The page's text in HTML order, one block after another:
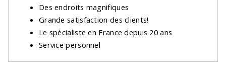
Des endroits magnifiques
Grande satisfaction des clients!
Le spécialiste en France depuis 20 ans
Service personnel